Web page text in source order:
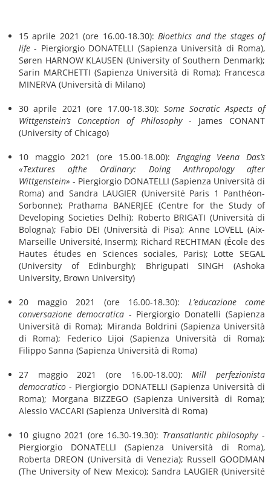
15 aprile 2021 (ore 16.00-18.30):Bioethics and the stages of
life - Piergiorgio DONATELLI (Sapienza Università di Roma),
Søren HARNOW KLAUSEN (University of Southern Denmark);
Sarin MARCHETTI (Sapienza Università di Roma); Francesca
MINERVA (Università di Milano)
30 aprile 2021 (ore 17.00-18.30): Some Socratic Aspects of
Wittgenstein’s Conception of Philosophy- James CONANT
(University of Chicago)
10 maggio 2021 (ore 15.00-18.00): Engaging Veena Das’s
«Textures ofthe Ordinary: Doing Anthropology after
Wittgenstein» - Piergiorgio DONATELLI (Sapienza Università di
Roma) and Sandra LAUGIER (Université Paris 1 Panthéon-
Sorbonne); Prathama BANERJEE (Centre for the Study of
Developing Societies Delhi); Roberto BRIGATI (Università di
Bologna); Fabio DEI (Università di Pisa); Anne LOVELL (Aix-
Marseille Université, Inserm); Richard RECHTMAN (École des
Hautes études en Sciences sociales, Paris); Lotte SEGAL
(University of Edinburgh); Bhrigupati SINGH (Ashoka
University, Brown University)
20 maggio 2021 (ore 16.00-18.30): L’educazione come
conversazione democratica- Piergiorgio Donatelli (Sapienza
Università di Roma); Miranda Boldrini (Sapienza Università
di Roma); Federico Lijoi (Sapienza Università di Roma);
Filippo Sanna (Sapienza Università di Roma)
27 maggio 2021 (ore 16.00-18.00):Mill perfezionista
democratico - Piergiorgio DONATELLI (Sapienza Università di
Roma); Morgana BIZZEGO (Sapienza Università di Roma);
Alessio VACCARI (Sapienza Università di Roma)
10 giugno 2021 (ore 16.30-19.30): Transatlantic philosophy-
Piergiorgio DONATELLI (Sapienza Università di Roma),
Roberta DREON (Università di Venezia); Russell GOODMAN
(The University of New Mexico); Sandra LAUGIER (Université